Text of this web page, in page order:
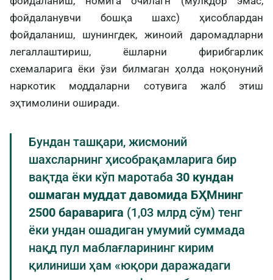
фойдаланувчи бошқа шахс) ҳисоблардан
фойдаланиш, шунингдек, жиноий даромадларни
легаллаштириш, ёшларни фирибгарлик
схемаларига ёки ўзи билмаган ҳолда ноқонуний
наркотик моддаларни сотувига жалб этиш
эҳтимолини оширади.
Бундан ташқари, жисмоний
шахсларнинг ҳисобрақамларига бир
вақтда ёки кўп маротаба 30 кундан
ошмаган муддат давомида БҲМнинг
2500 бараварига (1,03 млрд сўм) тенг
ёки ундан ошадиган умумий суммада
нақд пул маблағларининг кирим
қилиниши ҳам «юқори даражадаги